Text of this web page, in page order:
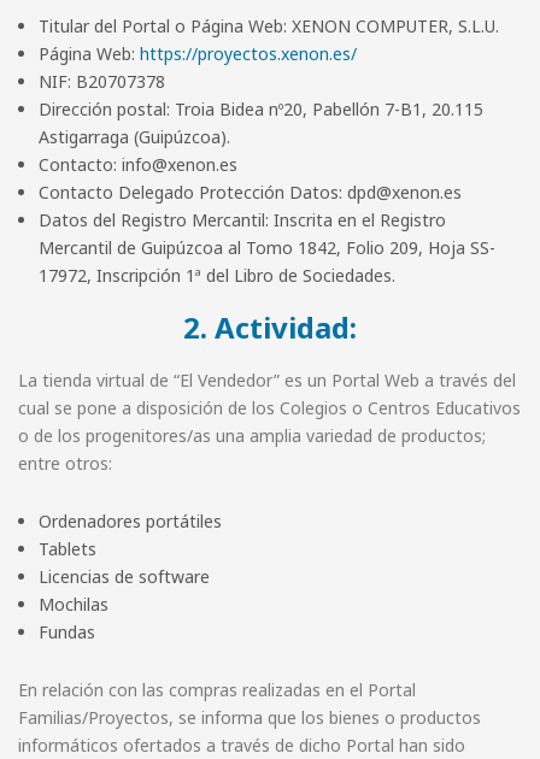
Titular del Portal o Página Web: XENON COMPUTER, S.L.U.
Página Web: https://proyectos.xenon.es/
NIF: B20707378
Dirección postal: Troia Bidea nº20, Pabellón 7-B1, 20.115
Astigarraga (Guipúzcoa).
Contacto: info@xenon.es
Contacto Delegado Protección Datos: dpd@xenon.es
Datos del Registro Mercantil: Inscrita en el Registro
Mercantil de Guipúzcoa al Tomo 1842, Folio 209, Hoja SS-
17972, Inscripción 1ª del Libro de Sociedades.
2. Actividad:
La tienda virtual de “El Vendedor” es un Portal Web a través del
cual se pone a disposición de los Colegios o Centros Educativos
o de los progenitores/as una amplia variedad de productos;
entre otros:
Ordenadores portátiles
Tablets
Licencias de software
Mochilas
Fundas
En relación con las compras realizadas en el Portal
Familias/Proyectos, se informa que los bienes o productos
informáticos ofertados a través de dicho Portal han sido